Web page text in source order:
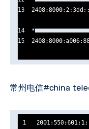
13
14  *
15
常州电信#china
1